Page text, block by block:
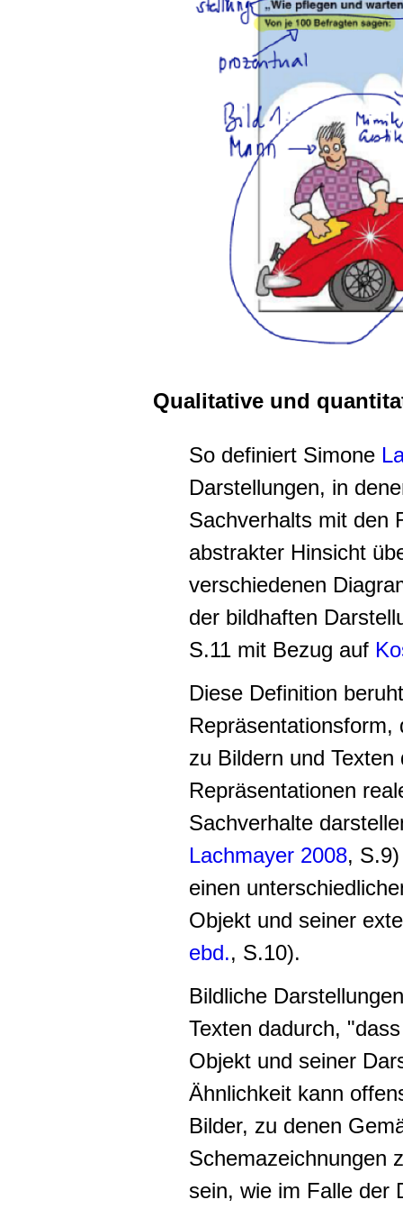
Qualitative und
So definiert Simone
Darstellungen, in
Sachverhalts mit den
abstrakter Hinsicht
verschiedenen
der bildhaften
S.11 mit Bezug auf
Diese Definition
Repräsentationsform,
zu Bildern und
Repräsentationen
Sachverhalte
Lachmayer 2008,
einen
Objekt und seiner
ebd., S.10).
Bildliche
Texten dadurch,
Objekt und seiner
Ähnlichkeit kann
Bilder, zu denen
Schemazeichnungen
sein, wie im Falle der